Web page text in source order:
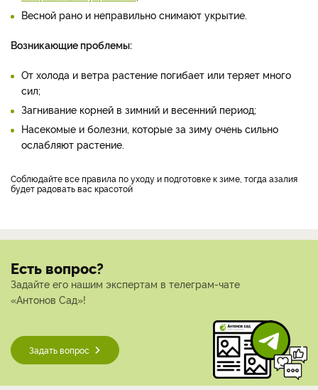
Весной рано и неправильно снимают укрытие.
Возникающие проблемы:
От холода и ветра растение погибает или теряет много
сил;
Загнивание корней в зимний и весенний период;
Насекомые и болезни, которые за зиму очень сильно
ослабляют растение.
Соблюдайте все правила по уходу и подготовке к зиме, тогда азалия
будет радовать вас красотой
Есть вопрос?
Задайте его нашим экспертам в телеграм-чате
«Антонов Сад»!
Задать вопрос